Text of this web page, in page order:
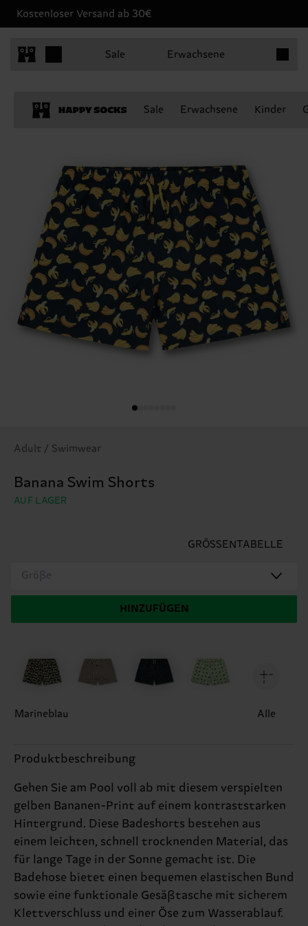
Kostenloser Versand ab 30€
Sale Erwachsene
Sale Erwachsene Kinder
Adult / Swimwear
Banana Swim Shorts
AUF LAGER
GRÖSSENTABELLE
Größe
HINZUFÜGEN
Marineblau Alle
Produktbeschreibung
Gehen Sie am Pool voll ab mit diesem verspielten
gelben Bananen-Print auf einem kontraststarken
Hintergrund. Diese Badeshorts bestehen aus
einem leichten, schnell trocknenden Material, das
für lange Tage in der Sonne gemacht ist. Die
Badehose bietet einen bequemen elastischen Bund
sowie eine funktionale Gesäßtasche mit sicherem
Klettverschluss und einer Öse zum Wasserablauf.